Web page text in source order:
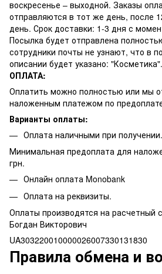
воскресенье – выходной. Заказы
отправляются в тот же день, после
день. Срок доставки: 1-3 дня с
Посылка будет отправлена
сотрудники почты не узнают, что в
описании будет указано: "Косметика".
ОПЛАТА:
Оплатить можно полностью или мы
наложенным платежом по
Варианты оплаты:
Оплата наличными при получении.
Минимальная предоплата для
грн.
Онлайн оплата Monobank
Оплата на реквизиты.
Оплаты производятся на расчетный
Богдан Викторович
UA303220010000026007330131830
Правила обмена и